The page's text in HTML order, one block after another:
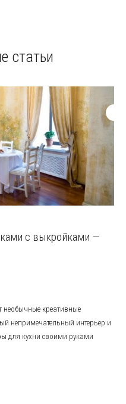
статьи
с выкройками —
креативные
непримечательный интерьер и
для кухни своими руками